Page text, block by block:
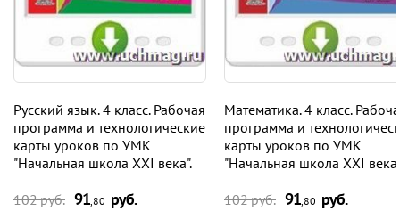
Русский язык. 4 класс. Рабочая
программа и технологические
карты уроков по УМК
"Начальная школа XXI века".
через Интернет
102 руб. 91 ,80 руб.
Математика. 4 класс.
программа и
карты уроков по УМК
"Начальная школа XXI
через Интернет
102 руб. 91 ,80 руб.